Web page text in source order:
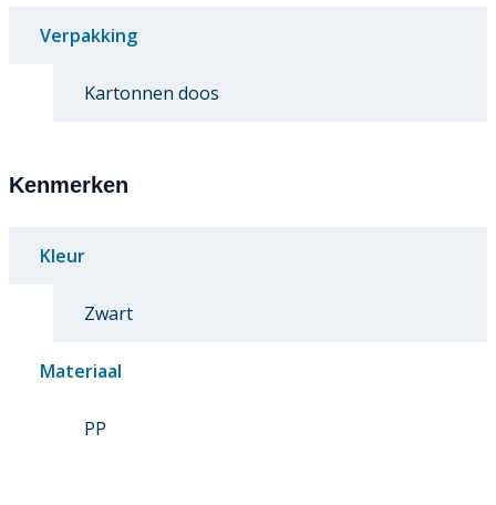
Verpakking
Kartonnen doos
Kenmerken
Kleur
Zwart
Materiaal
PP